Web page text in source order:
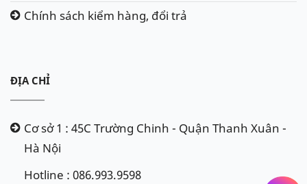
Chính sách kiểm hàng, đổi trả
ĐỊA CHỈ
Cơ sở 1 : 45C Trường Chinh - Quận Thanh Xuân -
Hà Nội
Hotline : 086.993.9598